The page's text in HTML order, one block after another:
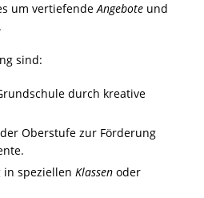
um vertiefendeAngebote und
sind:
durch kreative
Oberstufe zur Förderung
speziellen Klassen oder